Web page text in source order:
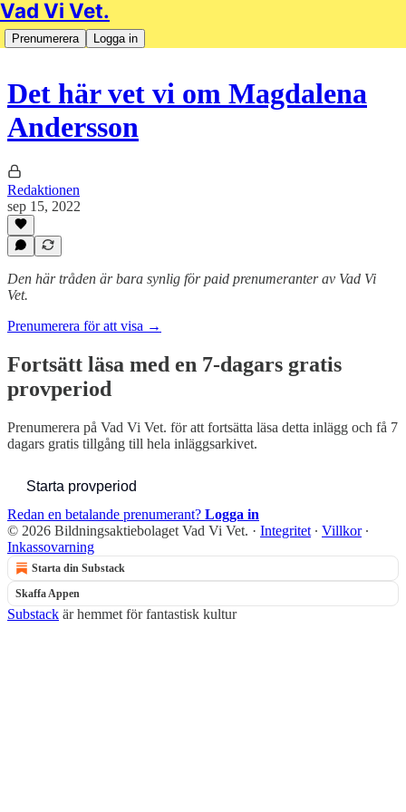
Vad Vi Vet.
Prenumerera Logga in
Det här vet vi om Magdalena
Andersson
Redaktionen
sep 15, 2022
Den här tråden är bara synlig för paid prenumeranter av Vad Vi
Vet.
Prenumerera för att visa →
Fortsätt läsa med en 7-dagars gratis
provperiod
Prenumerera på Vad Vi Vet. för att fortsätta läsa detta inlägg och få 7
dagars gratis tillgång till hela inläggsarkivet.
Starta provperiod
Redan en betalande prenumerant? Logga in
© 2026 Bildningsaktiebolaget Vad Vi Vet. · Integritet ∙ Villkor∙
Inkassovarning
Starta din Substack
Skaffa Appen
Substack är hemmet för fantastisk kultur